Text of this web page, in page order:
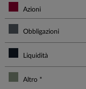
Azioni
Obbligazioni
Liquidità
Altro *